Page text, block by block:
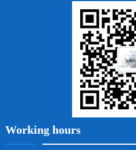
Working hours